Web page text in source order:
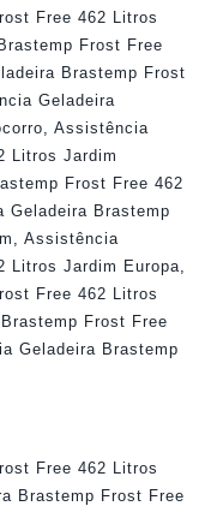
Free 462 Litros
Frost Free
Brastemp Frost
Geladeira
Assistência
Litros Jardim
Frost Free 462
Geladeira Brastemp
Assistência
Litros Jardim Europa
Free 462 Litros
Frost Free
Geladeira Brastemp
Free 462 Litros
Brastemp Frost Free